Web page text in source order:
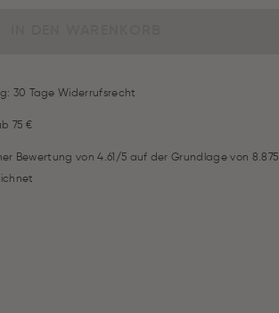
30 Tage Widerrufsrecht
75 €
Bewertung von 4.61/5 auf der Grundlage von 8.875